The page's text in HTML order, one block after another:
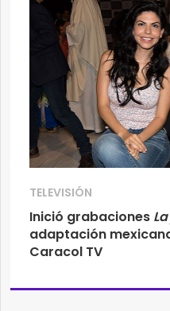
TELEVISIÓN
Inició grabaciones
adaptación
Caracol TV